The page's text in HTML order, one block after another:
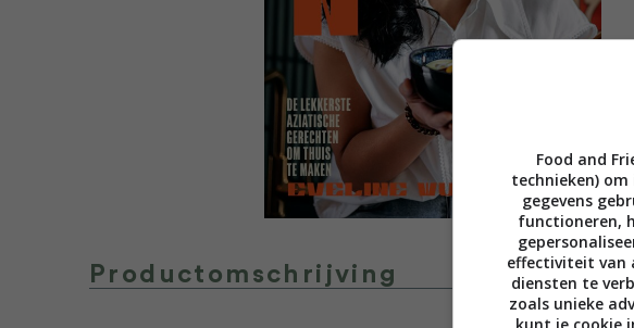
Productomschrijving
Food and
technieken)
gegevens
functioneren,
effectiviteit van
diensten te
zoals unieke
kunt je cookie